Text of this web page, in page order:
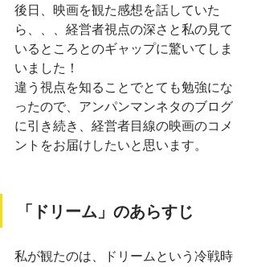
後日、映画を観た感想を話していた
ら、、、経営者視点の深さと私の見て
いるところとのギャップに驚いてしま
いました！
違う視点を知ることでとても勉強にな
ったので、アンパンマンネタのブログ
に引き続き、経営者目線の映画のコメ
ントをお届けしたいと思います。
「ドリーム」のあらすじ
私が観たのは、ドリームという冷戦時